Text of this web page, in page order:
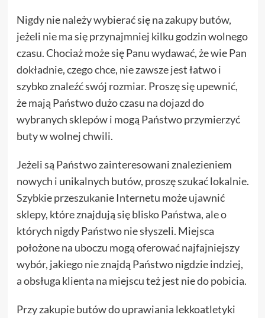
Nigdy nie należy wybierać się na zakupy butów,
jeżeli nie ma się przynajmniej kilku godzin wolnego
czasu. Chociaż może się Panu wydawać, że wie Pan
dokładnie, czego chce, nie zawsze jest łatwo i
szybko znaleźć swój rozmiar. Proszę się upewnić,
że mają Państwo dużo czasu na dojazd do
wybranych sklepów i mogą Państwo przymierzyć
buty w wolnej chwili.
Jeżeli są Państwo zainteresowani znalezieniem
nowych i unikalnych butów, proszę szukać lokalnie.
Szybkie przeszukanie Internetu może ujawnić
sklepy, które znajdują się blisko Państwa, ale o
których nigdy Państwo nie słyszeli. Miejsca
położone na uboczu mogą oferować najfajniejszy
wybór, jakiego nie znajdą Państwo nigdzie indziej,
a obsługa klienta na miejscu też jest nie do pobicia.
Przy zakupie butów do uprawiania lekkoatletyki